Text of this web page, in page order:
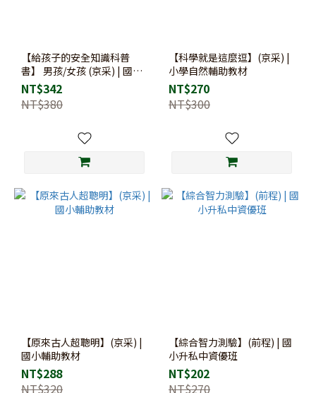
【給孩子的安全知識科普
書】 男孩/女孩 (京采) | 國小
輔助教材
NT$342
NT$380
【科學就是這麼逗】(京采) |
小學自然輔助教材
NT$270
NT$300
【原來古人超聰明】(京采) |
國小輔助教材
NT$288
NT$320
【綜合智力測驗】(前程) | 國
小升私中資優班
NT$202
NT$270